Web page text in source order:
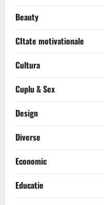
Beauty
CItate motivationale
Cultura
Cuplu & Sex
Design
Diverse
Economic
Educatie